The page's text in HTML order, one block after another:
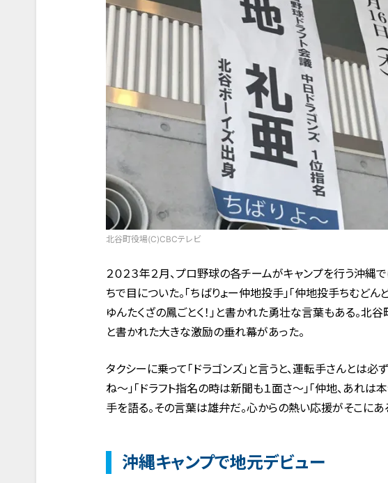
北谷町役場(C)CBCテレビ
２０２３年２月、プロ野球の各チームがキャンプを行う沖
ちで目についた。「ちばりょー仲地投手」「仲地投手ちむどん
ゆんたくざの鳳ごとく！」と書かれた勇壮な言葉もある。北
と書かれた大きな激励の垂れ幕があった。
タクシーに乗って「ドラゴンズ」と言うと、運転手さんとは
ね～」「ドラフト指名の時は新聞も１面さ～」「仲地、あれは
手を語る。その言葉は雄弁だ。心からの熱い応援がそこにあ
沖縄キャンプで地元デビュー